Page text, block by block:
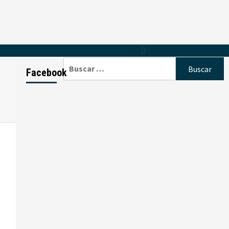
Facebook